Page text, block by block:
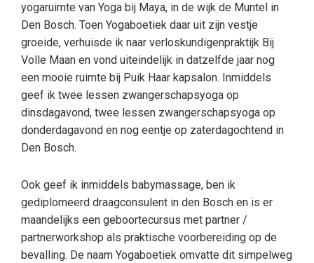
yogaruimte van Yoga bij Maya, in de wijk de Muntel in
Den Bosch. Toen Yogaboetiek daar uit zijn vestje
groeide, verhuisde ik naar verloskundigenpraktijk Bij
Volle Maan en vond uiteindelijk in datzelfde jaar nog
een mooie ruimte bij Puik Haar kapsalon. Inmiddels
geef ik twee lessen zwangerschapsyoga op
dinsdagavond, twee lessen zwangerschapsyoga op
donderdagavond en nog eentje op zaterdagochtend in
Den Bosch.
Ook geef ik inmiddels babymassage, ben ik
gediplomeerd draagconsulent in den Bosch en is er
maandelijks een geboortecursus met partner /
partnerworkshop als praktische voorbereiding op de
bevalling. De naam Yogaboetiek omvatte dit simpelweg